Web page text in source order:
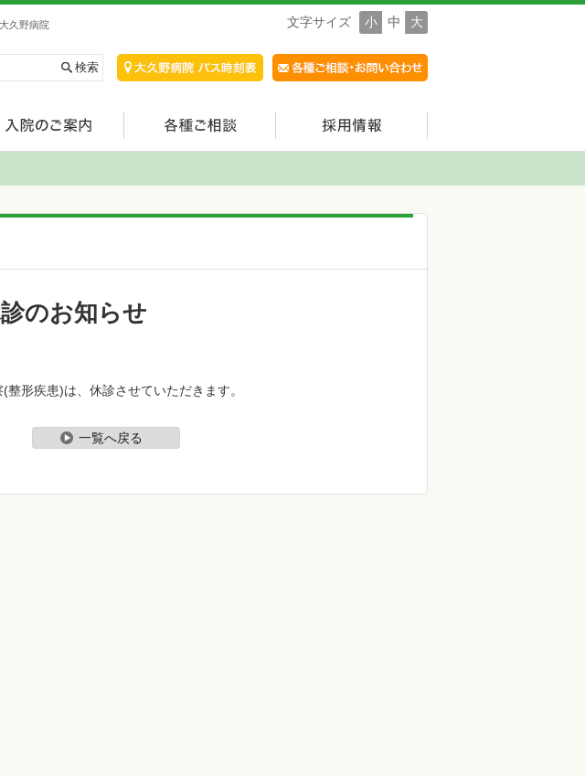
久野病院 文字サイズ 小 中 大
のお知らせ
形疾患)は、休診させていただきます。
一覧へ戻る